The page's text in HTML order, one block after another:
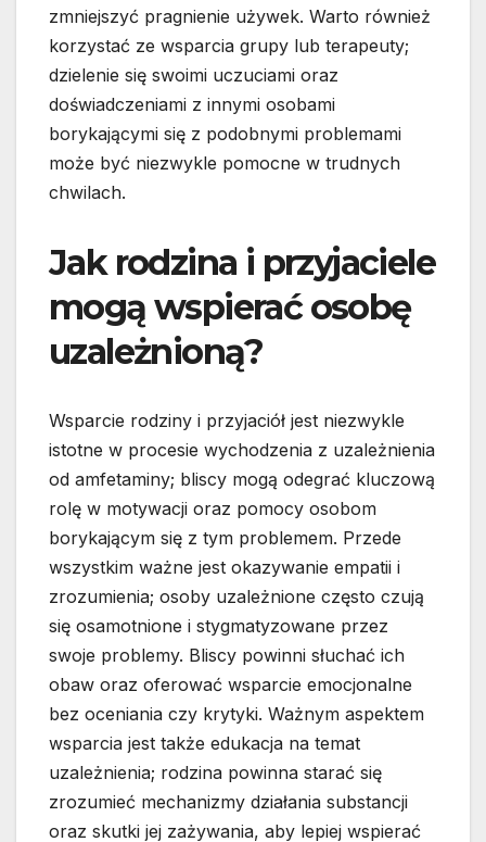
zmniejszyć pragnienie używek. Warto również
korzystać ze wsparcia grupy lub terapeuty;
dzielenie się swoimi uczuciami oraz
doświadczeniami z innymi osobami
borykającymi się z podobnymi problemami
może być niezwykle pomocne w trudnych
chwilach.
Jak rodzina i przyjaciele
mogą wspierać osobę
uzależnioną?
Wsparcie rodziny i przyjaciół jest niezwykle
istotne w procesie wychodzenia z uzależnienia
od amfetaminy; bliscy mogą odegrać kluczową
rolę w motywacji oraz pomocy osobom
borykającym się z tym problemem. Przede
wszystkim ważne jest okazywanie empatii i
zrozumienia; osoby uzależnione często czują
się osamotnione i stygmatyzowane przez
swoje problemy. Bliscy powinni słuchać ich
obaw oraz oferować wsparcie emocjonalne
bez oceniania czy krytyki. Ważnym aspektem
wsparcia jest także edukacja na temat
uzależnienia; rodzina powinna starać się
zrozumieć mechanizmy działania substancji
oraz skutki jej zażywania, aby lepiej wspierać